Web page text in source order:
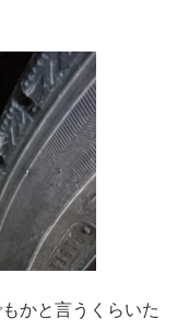
かと言うくらいた